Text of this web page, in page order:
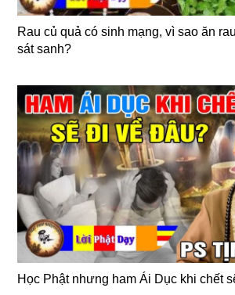
Rau củ quả có sinh mạng, vì sao ăn
sát sanh?
Học Phật nhưng ham Ái Dục khi chết